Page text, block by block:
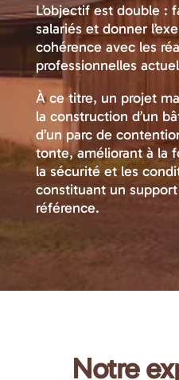
L’objectif est double :
salariés et donner
cohérence avec les
professionnelles
À ce titre, un projet
la construction d’un
d’un parc de
tonte, améliorant à la
la sécurité et les
constituant un
référence.
Notre